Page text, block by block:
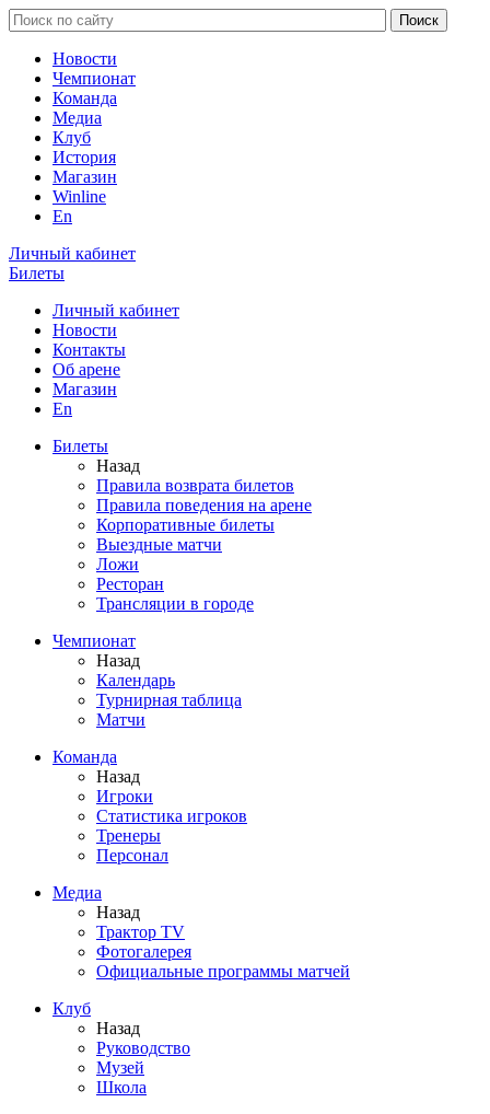
Новости
Чемпионат
Команда
Медиа
Клуб
История
Магазин
Winline
En
Личный кабинет
Билеты
Личный кабинет
Новости
Контакты
Об арене
Магазин
En
Билеты
Назад
Правила возврата билетов
Правила поведения на арене
Корпоративные билеты
Выездные матчи
Ложи
Ресторан
Трансляции в городе
Чемпионат
Назад
Календарь
Турнирная таблица
Матчи
Команда
Назад
Игроки
Статистика игроков
Тренеры
Персонал
Медиа
Назад
Трактор TV
Фотогалерея
Официальные программы матчей
Клуб
Назад
Руководство
Музей
Школа